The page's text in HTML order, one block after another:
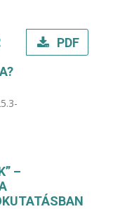
PDF
–